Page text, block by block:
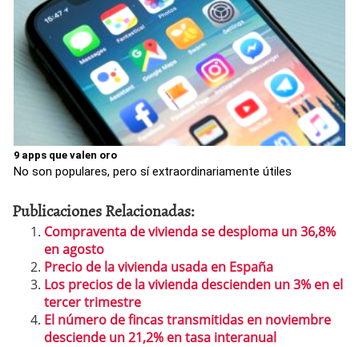
9 apps que valen oro
No son populares, pero sí extraordinariamente útiles
Publicaciones Relacionadas:
Compraventa de vivienda se desploma un 36,8%
en agosto
Precio de la vivienda usada en España
Los precios de la vivienda descienden un 3% en el
tercer trimestre
El número de fincas transmitidas en noviembre
desciende un 21,2% en tasa interanual